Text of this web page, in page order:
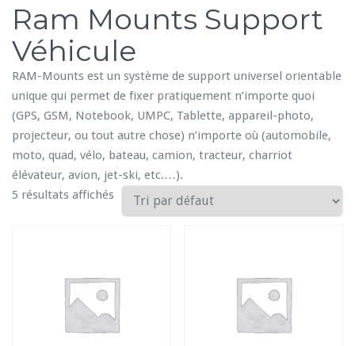
o
Ram Mounts Support
Véhicule
RAM-Mounts est un système de support universel orientable
unique qui permet de fixer pratiquement n’importe quoi
(GPS, GSM, Notebook, UMPC, Tablette, appareil-photo,
projecteur, ou tout autre chose) n’importe où (automobile,
moto, quad, vélo, bateau, camion, tracteur, charriot
élévateur, avion, jet-ski, etc.…).
5 résultats affichés